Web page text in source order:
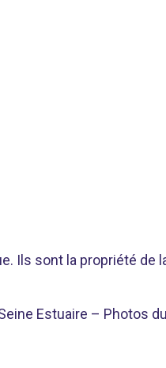
Ils sont la propriété de
Estuaire – Photos